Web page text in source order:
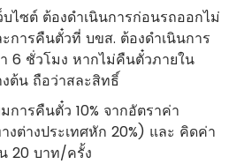
บไซต์ ต้องดำเนินการก่อนรถออกไม่
การคืนตั๋วที่ บขส. ต้องดำเนินการ
6 ชั่วโมง หากไม่คืนตั๋วภายใน
ต้น ถือว่าสละสิทธิ์
การคืนตั๋ว 10% จากอัตราค่า
งต่างประเทศหัก 20%) และ คิดค่า
20 บาท/ครั้ง